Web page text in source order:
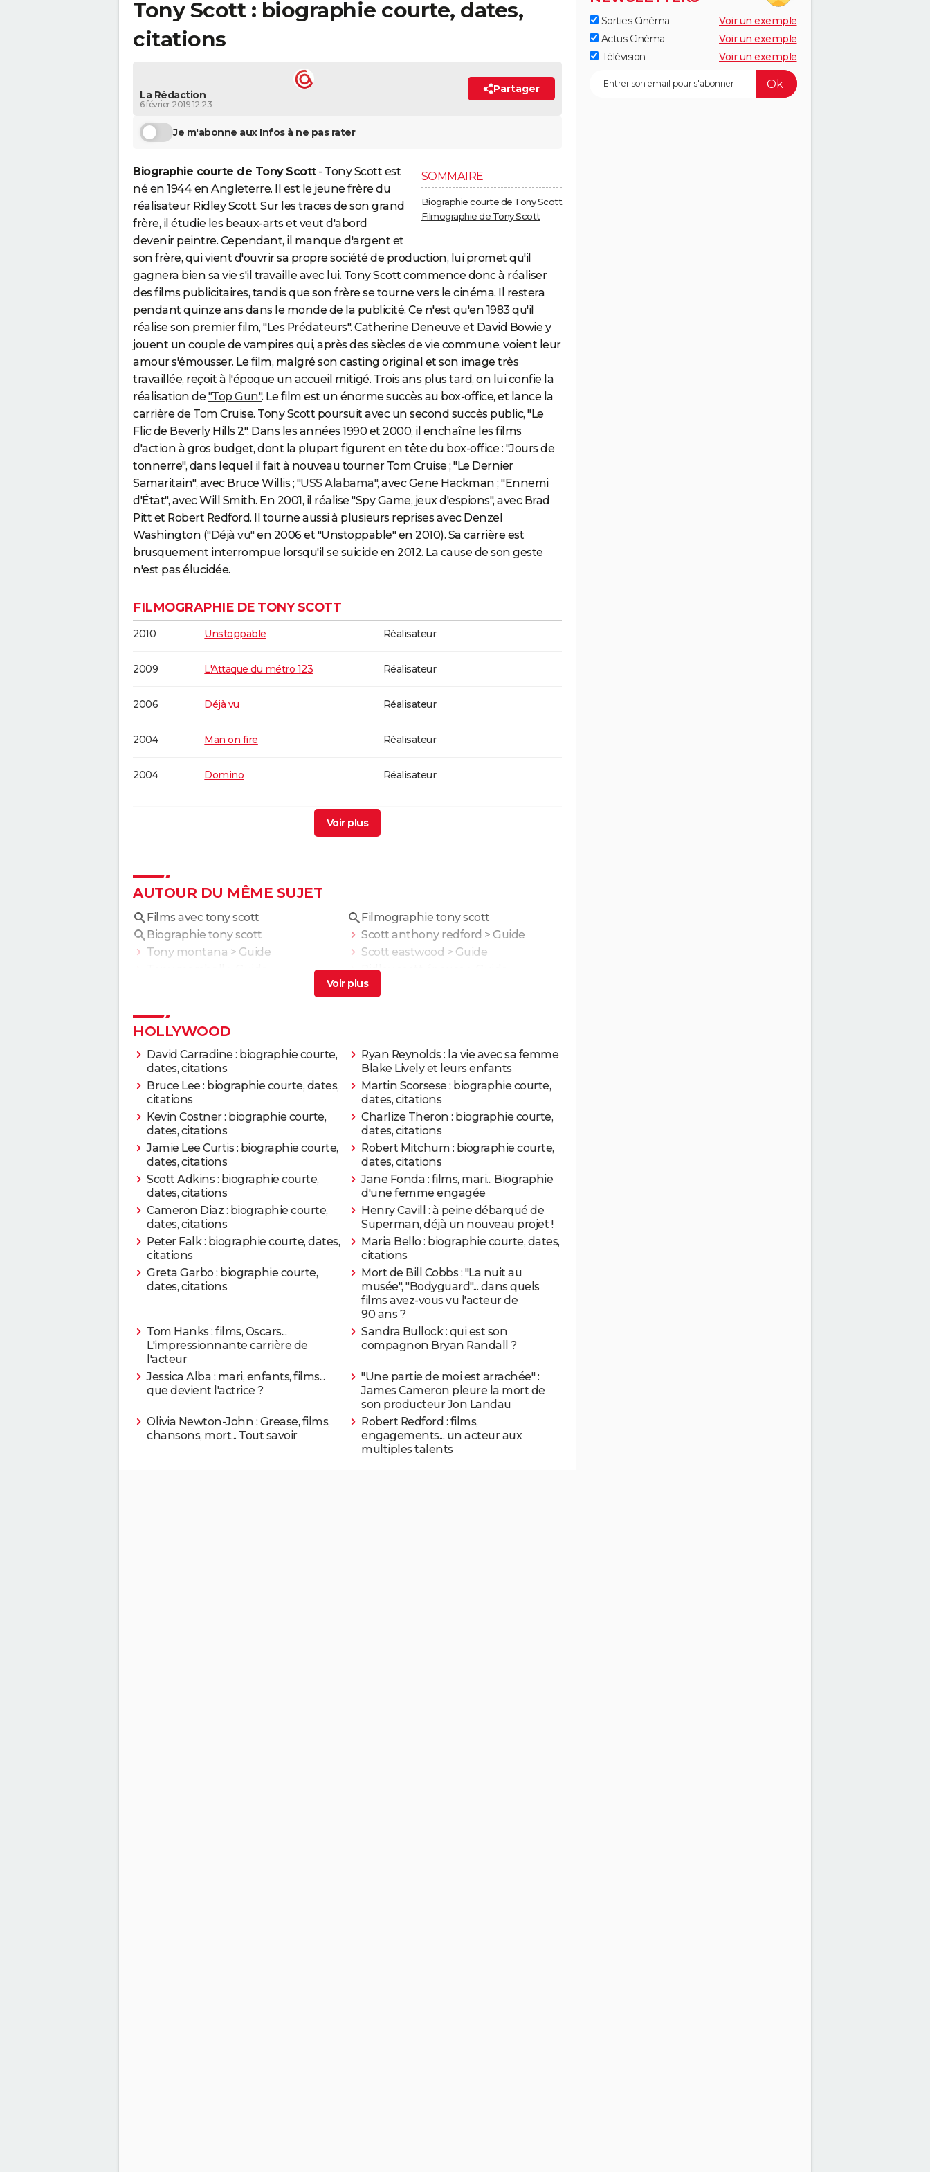
Tony Scott : biographie courte, dates,
citations
La Rédaction
6 février 2019 12:23
Partager
Je m'abonne aux Infos à ne pas rater
SOMMAIRE
Biographie courte de Tony Scott
Filmographie de Tony Scott
Biographie courte de Tony Scott- Tony Scott est
né en 1944 en Angleterre. Il est le jeune frère du
réalisateur Ridley Scott. Sur les traces de son grand
frère, il étudie les beaux-arts et veut d'abord
devenir peintre. Cependant, il manque d'argent et
son frère, qui vient d'ouvrir sa propre société de production, lui promet qu'il
gagnera bien sa vie s'il travaille avec lui. Tony Scott commence donc à réaliser
des films publicitaires, tandis que son frère se tourne vers le cinéma. Il restera
pendant quinze ans dans le monde de la publicité. Ce n'est qu'en 1983 qu'il
réalise son premier film, "Les Prédateurs". Catherine Deneuve et David Bowie y
jouent un couple de vampires qui, après des siècles de vie commune, voient leur
amour s'émousser. Le film, malgré son casting original et son image très
travaillée, reçoit à l'époque un accueil mitigé. Trois ans plus tard, on lui confie la
réalisation de "Top Gun". Le film est un énorme succès au box-office, et lance la
carrière de Tom Cruise. Tony Scott poursuit avec un second succès public, "Le
Flic de Beverly Hills 2". Dans les années 1990 et 2000, il enchaîne les films
d'action à gros budget, dont la plupart figurent en tête du box-office : "Jours de
tonnerre", dans lequel il fait à nouveau tourner Tom Cruise ; "Le Dernier
Samaritain", avec Bruce Willis ; "USS Alabama", avec Gene Hackman ; "Ennemi
d'État", avec Will Smith. En 2001, il réalise "Spy Game, jeux d'espions", avec Brad
Pitt et Robert Redford. Il tourne aussi à plusieurs reprises avec Denzel
Washington ("Déjà vu"en 2006 et "Unstoppable" en 2010). Sa carrière est
brusquement interrompue lorsqu'il se suicide en 2012. La cause de son geste
n'est pas élucidée.
FILMOGRAPHIE DE TONY SCOTT
2010 Unstoppable Réalisateur
2009 L'Attaque du métro 123 Réalisateur
2006 Déjà vu Réalisateur
2004 Man on fire Réalisateur
2004 Domino Réalisateur
1996 Le Fan
1995 USS Alabama Réalisateur
1991 Le Dernier Samaritain
1990 Jours de tonnerre Réalisateur
1990 Réalisateur
1987 Le Flic de Beverly Hills II Réalisateur
1986 Top Gun Réalisateur
1983 Les Prédateurs Réalisateur
AUTOUR DU MÊME SUJET
Films avec tony scott
Filmographie tony scott
Biographie tony scott
Scott anthony redford > Guide
Tony montana > Guide Scott eastwood > Guide
Ridley scott épouse
HOLLYWOOD
David Carradine : biographie courte,
dates, citations
Ryan Reynolds : la vie avec sa femme
Blake Lively et leurs enfants
Bruce Lee : biographie courte, dates,
citations
Martin Scorsese : biographie courte,
dates, citations
Kevin Costner : biographie courte,
dates, citations
Charlize Theron : biographie courte,
dates, citations
Jamie Lee Curtis : biographie courte,
dates, citations
Robert Mitchum : biographie courte,
dates, citations
Scott Adkins : biographie courte,
dates, citations
Jane Fonda : films, mari... Biographie
d'une femme engagée
Cameron Diaz : biographie courte,
dates, citations
Henry Cavill : à peine débarqué de
Superman, déjà un nouveau projet !
Peter Falk : biographie courte, dates,
citations
Maria Bello : biographie courte, dates,
citations
Greta Garbo : biographie courte,
dates, citations
Mort de Bill Cobbs : "La nuit au
musée", "Bodyguard"... dans quels
films avez-vous vu l'acteur de
90 ans ?
Tom Hanks : films, Oscars...
L'impressionnante carrière de
l'acteur
Sandra Bullock : qui est son
compagnon Bryan Randall ?
Jessica Alba : mari, enfants, films...
que devient l'actrice ?
"Une partie de moi est arrachée" :
James Cameron pleure la mort de
son producteur Jon Landau
Olivia Newton-John : Grease, films,
chansons, mort... Tout savoir
Robert Redford : films,
engagements... un acteur aux
multiples talents
Sorties Cinéma
Voir un exemple
Actus Cinéma
Voir un exemple
Télévision
Voir un exemple